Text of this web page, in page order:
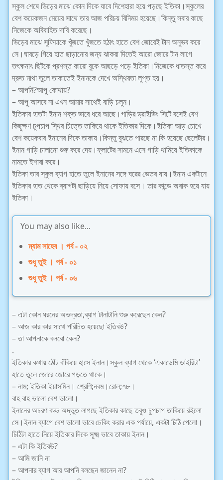
স্কুল শেষে ভিড়ের মাঝে কোন দিকে যাবে দিশেহারা হয়ে পড়ছে ইতিকা।স্কুলের
বেশ কয়েকজন মেয়ের সাথে তার আজ পরিচয় বিনিময় হয়েছে।কিন্তু সবার কাছে
নিজেকে অবিবাহিত দাবি করেছে।
ভিড়ের মাঝে সুফিয়াকে খুঁজতে খুঁজতে হঠাৎ হাতে বেশ জোরেই টান অনুভব করে
সে।ঘাবড়ে গিয়ে হাত ছাড়ানোর জন্য ঝাকরা দিতেই আরো জোরে টান লাগে
তৎক্ষনাৎ ছিটকে প্রশস্ত কারো বুকে আছড়ে পড়ে ইতিকা।নিজেকে ধাতস্ত করে
দ্রুত মাথা তুলে তাকাতেই ইনানকে দেখে অস্থিরতা লুপ্ত হয়।
– আপনি?আপু কোথায়?
– আপু আসবে না এখন আমার সাথেই বাড়ি চলুন।
ইতিকার হাতটা ইনান শক্ত ভাবে ধরে আছে।গাড়ির ড্রাইভিং সিটে বসেই বেশ
কিছুক্ষণ চুপচাপ স্থির চিত্তে তাকিয়ে থাকে ইতিকার দিকে।ইতিকা আড় চোখে
বেশ কয়েকবার ইনানের দিকে তাকায়।কিন্তু বুঝতে পারছে না কি হয়েছে ছেলেটার।
ইনান গাড়ি চালানো শুরু করে দেয়।ফ্লাটের সামনে এসে গাড়ি থামিয়ে ইতিকাকে
নামতে ইশারা করে।
ইতিকা তার স্কুল ব্যাগ হাতে তুলে ইনানের সঙ্গে ঘরের ভেতর যায়।ইনান একটানে
ইতিকার হাত থেকে ব্যাগটা ছাড়িয়ে নিয়ে সোফায় বসে। তার কান্ডে অবাক হয়ে যায়
ইতিকা।
You may also like...
ম্যাম সাহেব । পর্ব - ০২
শুধু তুই । পর্ব - ০১
শুধু তুই । পর্ব - ০৬
– এটা কোন ধরনের অভদ্রতা,ব্যাগ টানাটানি শুরু করেছেন কেন?
– আজ কার কার সাথে পরিচিত হয়েছো ইতিবউ?
– তা আপনাকে বলবো কেন?
.
ইতিকার কথায় ঠোঁট বাঁকিয়ে হাসে ইনান।স্কুল ব্যাগ থেকে ‘একাডেমি ডাইরিটা’
হাতে তুলে জোরে জোরে পড়তে থাকে।
– নাম; ইতিকা ইয়াসমিন। শ্রেণি;নবম।রোল;৭৮।
বাহ বাহ ভালো বেশ ভালো।
ইনানের অচরণ বড্ড অদ্ভুত লাগছে ইতিকার কাছে তবুও চুপচাপ তাকিয়ে রইলো
সে।ইনান ব্যাগে বেশ ভালো ভাবে চেকিং করার এক পর্যায়ে, একটা চিঠি পেলো।
চিঠিটা হাতে নিয়ে ইতিকার দিকে সূক্ষ্ম ভাবে তাকায় ইনান।
– এটা কি ইতিবউ?
– আমি জানি না
– আপনার ব্যাগ আর আপনি বলছেন জানেন না?